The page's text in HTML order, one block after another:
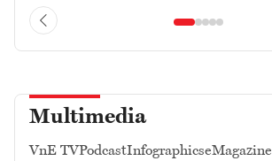
Multimedia
VnE TVPodcastInfographicseMagazine